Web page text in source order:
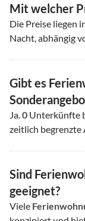
Mit welcher
Die Preise liegen
Nacht, abhängig
Gibt es
Ja.0 Unterkünfte
zeitlich begrenzte
Sind
geeignet?
Viele